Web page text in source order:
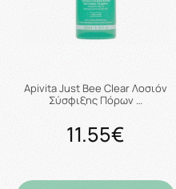
Apivita Just Bee Clear Λοσιόν
Σύσφιξης Πόρων …
11.55€